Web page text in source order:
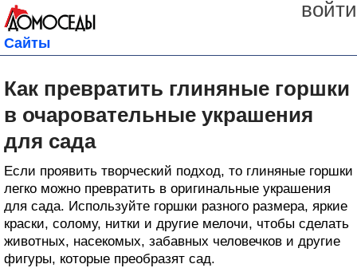
войти
Сайты
Как превратить глиняные горшки
в очаровательные украшения
для сада
Если проявить творческий подход, то глиняные горшки
легко можно превратить в оригинальные украшения
для сада. Используйте горшки разного размера, яркие
краски, солому, нитки и другие мелочи, чтобы сделать
животных, насекомых, забавных человечков и другие
фигуры, которые преобразят сад.